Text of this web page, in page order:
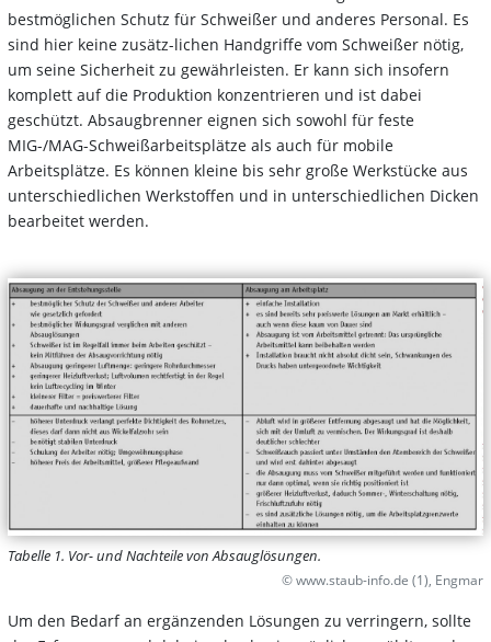
bestmöglichen Schutz für Schweißer und anderes Personal. Es
sind hier keine zusätz-lichen Handgriffe vom Schweißer nötig,
um seine Sicherheit zu gewährleisten. Er kann sich insofern
komplett auf die Produktion konzentrieren und ist dabei
geschützt. Absaugbrenner eignen sich sowohl für feste
MIG-/MAG-Schweißarbeitsplätze als auch für mobile
Arbeitsplätze. Es können kleine bis sehr große Werkstücke aus
unterschiedlichen Werkstoffen und in unterschiedlichen Dicken
bearbeitet werden.
Tabelle 1. Vor- und Nachteile von Absauglösungen.
© www.staub-info.de (1), Engmar
Um den Bedarf an ergänzenden Lösungen zu verringern, sollte